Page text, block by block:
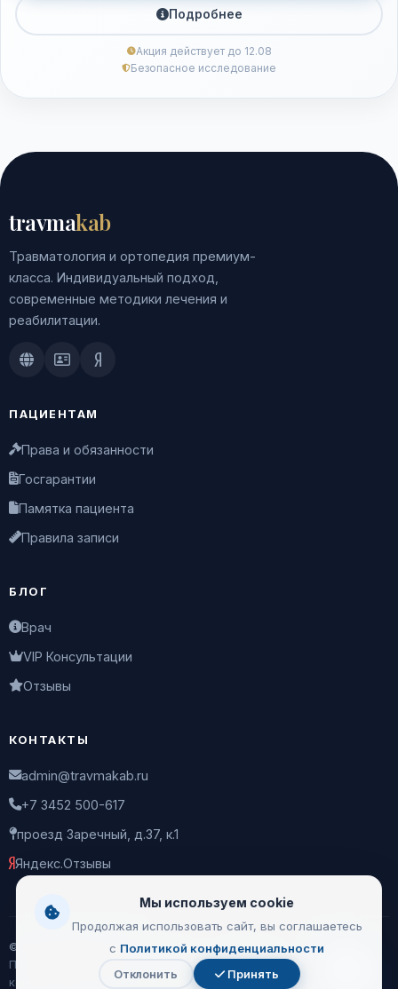
Подробнее
Акция действует до 12.08
Безопасное исследование
travmakab
Травматология и ортопедия премиум-
класса. Индивидуальный подход,
современные методики лечения и
реабилитации.
Doctu.ruПроДокторов
Яндекс.Здоровье
ПАЦИЕНТАМ
Права и обязанности
Госгарантии
Памятка пациента
Правила записи
БЛОГ
Врач
VIP Консультации
Отзывы
КОНТАКТЫ
admin@travmakab.ru
+7 3452 500-617
проезд Заречный, д.37, к.1
Яндекс.Отзывы
© 2026 Leontiev Clinic
Пользовательское соглашение
конфиденциальности
Мы используем cookie
Продолжая использовать сайт, вы соглашаетесь
с Политикой конфиденциальности
Отклонить Принять